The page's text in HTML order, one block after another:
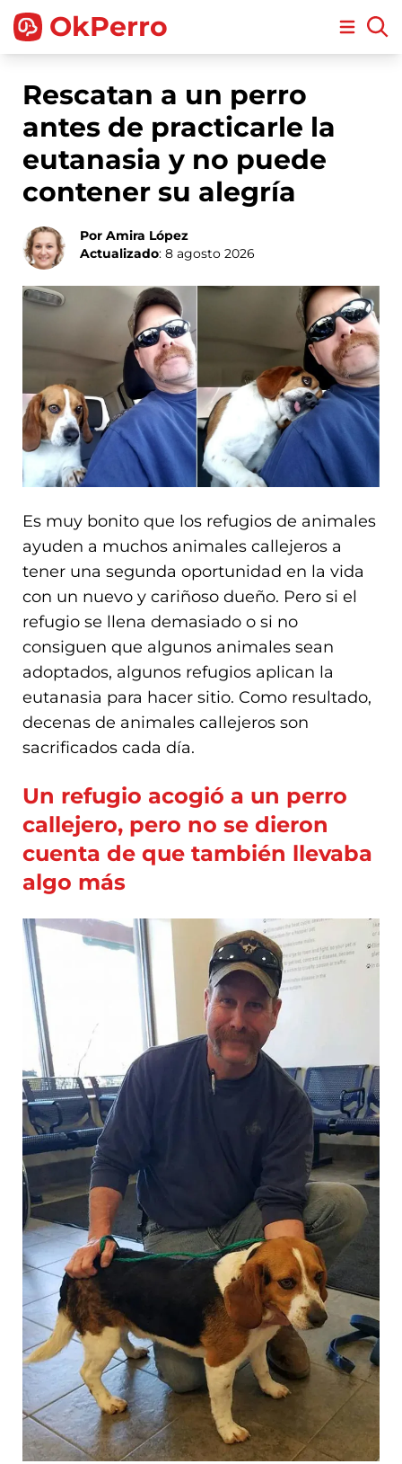
OkPerro Open
Rescatan a un perro
antes de practicarle la
eutanasia y no puede
contener su alegría
Por Amira López
Actualizado: 8 agosto 2026
Es muy bonito que los refugios de animales
ayuden a muchos animales callejeros a
tener una segunda oportunidad en la vida
con un nuevo y cariñoso dueño. Pero si el
refugio se llena demasiado o si no
consiguen que algunos animales sean
adoptados, algunos refugios aplican la
eutanasia para hacer sitio. Como resultado,
decenas de animales callejeros son
sacrificados cada día.
Un refugio acogió a un perro
callejero, pero no se dieron
cuenta de que también llevaba
algo más